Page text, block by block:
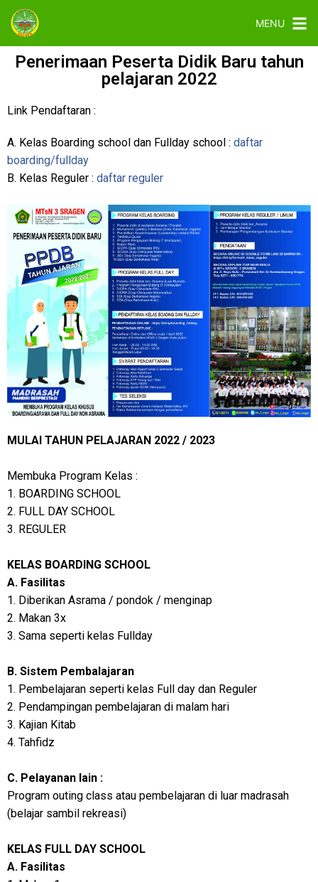
MENU
Penerimaan Peserta Didik Baru tahun
pelajaran 2022
Link Pendaftaran :
A. Kelas Boarding school dan Fullday school : daftar
boarding/fullday
B. Kelas Reguler : daftar reguler
MULAI TAHUN PELAJARAN 2022 / 2023
Membuka Program Kelas :
1. BOARDING SCHOOL
2. FULL DAY SCHOOL
3. REGULER
KELAS BOARDING SCHOOL
A. Fasilitas
1. Diberikan Asrama / pondok / menginap
2. Makan 3x
3. Sama seperti kelas Fullday
B. Sistem Pembalajaran
1. Pembelajaran seperti kelas Full day dan Reguler
2. Pendampingan pembelajaran di malam hari
3. Kajian Kitab
4. Tahfidz
C. Pelayanan lain :
Program outing class atau pembelajaran di luar madrasah
(belajar sambil rekreasi)
KELAS FULL DAY SCHOOL
A. Fasilitas